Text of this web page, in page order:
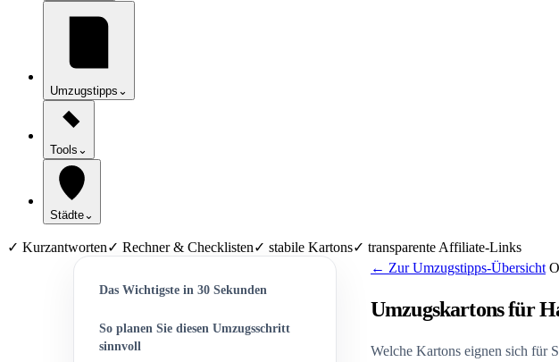
Umzugstipps ⌄
Tools ⌄
Städte⌄
✓ Kurzantworten✓ Rechner & Checklisten✓ stabile Kartons✓ transparente Affiliate-Links
Das Wichtigste in 30 Sekunden
So planen Sie diesen Umzugsschritt
sinnvoll
← Zur Umzugstipps-Übersicht
Umzugskartons für
Welche Kartons eignen sich für